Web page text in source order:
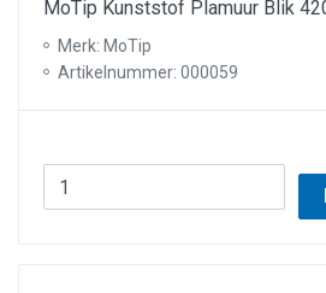
MoTip Kunststof Plamuur Blik
Merk: MoTip
Artikelnummer: 000059